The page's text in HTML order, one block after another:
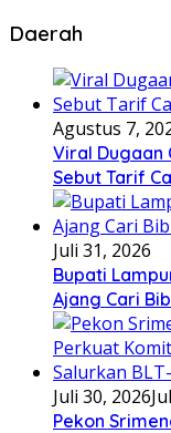
Daerah
Agustus 7,
Viral Dugaan
Sebut Tarif
Juli 31, 2026
Bupati
Ajang Cari
Juli 30, 2026
Pekon